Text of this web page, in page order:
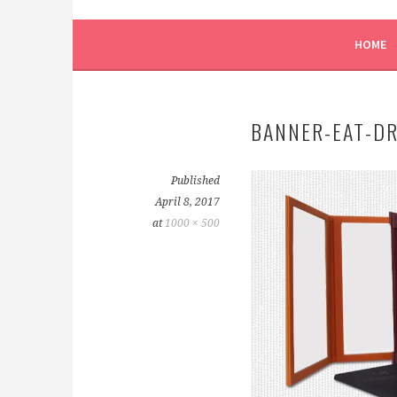
HOTEL SUPPLY ® HOME
BANNER-EAT-
Published
April 8, 2017
at1000 × 500